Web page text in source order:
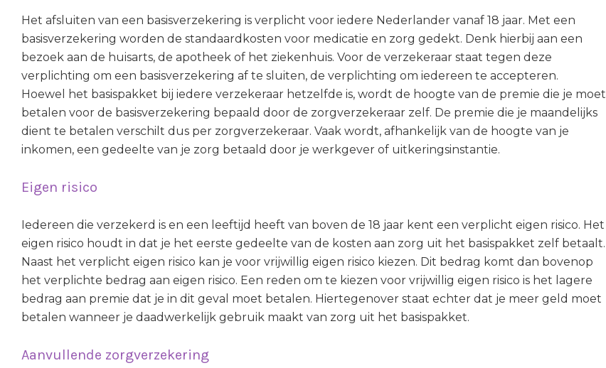
Het afsluiten van een basisverzekering is verplicht voor iedere Nederlander vanaf 18 jaar. Met een
basisverzekering worden de standaardkosten voor medicatie en zorg gedekt. Denk hierbij aan een
bezoek aan de huisarts, de apotheek of het ziekenhuis. Voor de verzekeraar staat tegen deze
verplichting om een basisverzekering af te sluiten, de verplichting om iedereen te accepteren.
Hoewel het basispakket bij iedere verzekeraar hetzelfde is, wordt de hoogte van de premie die je moet
betalen voor de basisverzekering bepaald door de zorgverzekeraar zelf. De premie die je maandelijks
dient te betalen verschilt dus per zorgverzekeraar. Vaak wordt, afhankelijk van de hoogte van je
inkomen, een gedeelte van je zorg betaald door je werkgever of uitkeringsinstantie.
Eigen risico
Iedereen die verzekerd is en een leeftijd heeft van boven de 18 jaar kent een verplicht eigen risico. Het
eigen risico houdt in dat je het eerste gedeelte van de kosten aan zorg uit het basispakket zelf betaalt.
Naast het verplicht eigen risico kan je voor vrijwillig eigen risico kiezen. Dit bedrag komt dan bovenop
het verplichte bedrag aan eigen risico. Een reden om te kiezen voor vrijwillig eigen risico is het lagere
bedrag aan premie dat je in dit geval moet betalen. Hiertegenover staat echter dat je meer geld moet
betalen wanneer je daadwerkelijk gebruik maakt van zorg uit het basispakket.
Aanvullende zorgverzekering